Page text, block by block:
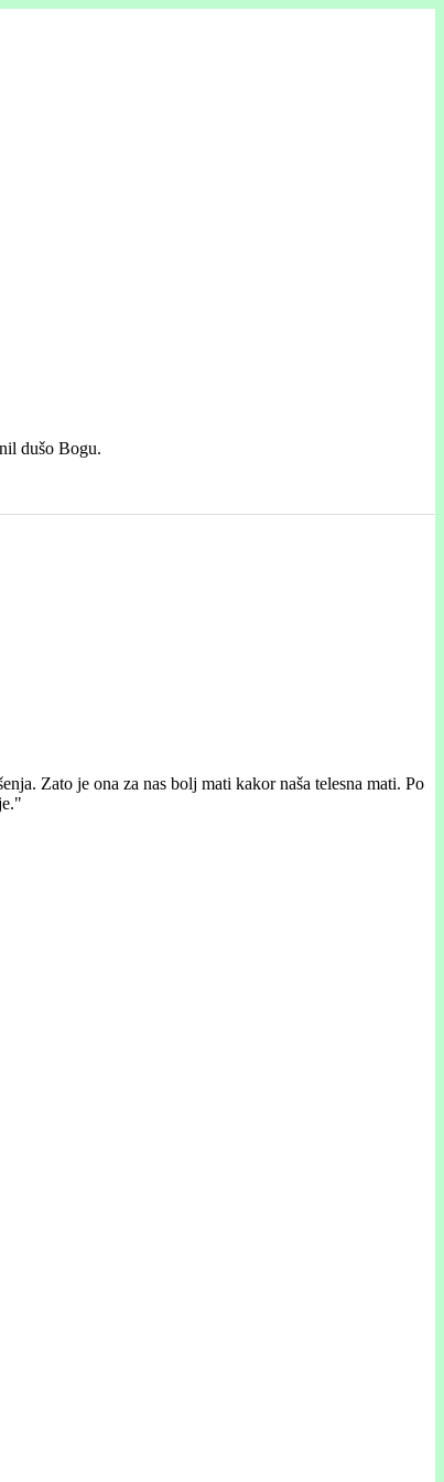
dušo Bogu.
Zato je ona za nas bolj mati kakor naša telesna mati. Po